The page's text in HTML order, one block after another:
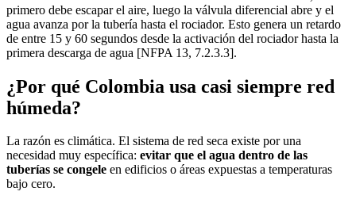
primero debe escapar el aire, luego la válvula diferencial abre y el
agua avanza por la tubería hasta el rociador. Esto genera un retardo
de entre 15 y 60 segundos desde la activación del rociador hasta la
primera descarga de agua [NFPA 13, 7.2.3.3].
¿Por qué Colombia usa casi siempre red
húmeda?
La razón es climática. El sistema de red seca existe por una
necesidad muy específica: evitar que el agua dentro de las
tuberías se congele en edificios o áreas expuestas a temperaturas
bajo cero.